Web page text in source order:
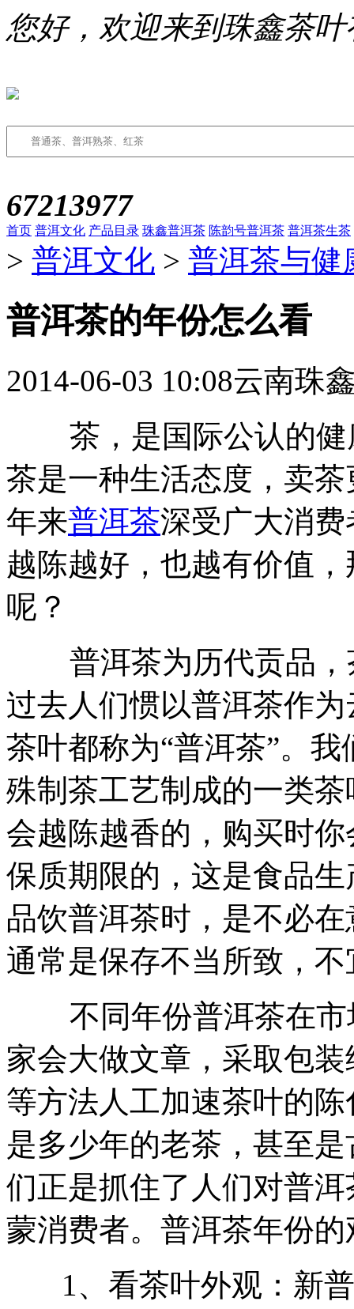
您好，欢迎来到珠鑫茶
67213977
首页 普洱文化 产品目录 珠鑫普洱茶 陈韵号普洱茶 普洱茶生茶
> 普洱文化 > 普洱茶与健
普洱茶的年份怎么看
2014-06-03 10:08云南珠
茶，是国际公认的健
茶是一种生活态度，卖
年来普洱茶深受广大消
越陈越好，也越有价值
呢？
普洱茶为历代贡品，
过去人们惯以普洱茶作
茶叶都称为“普洱茶”。
殊制茶工艺制成的一类
会越陈越香的，购买时
保质期限的，这是食品
品饮普洱茶时，是不必
通常是保存不当所致，
不同年份普洱茶在市
家会大做文章，采取包
等方法人工加速茶叶的
是多少年的老茶，甚至
们正是抓住了人们对普
蒙消费者。普洱茶年份
1、看茶叶外观：新普